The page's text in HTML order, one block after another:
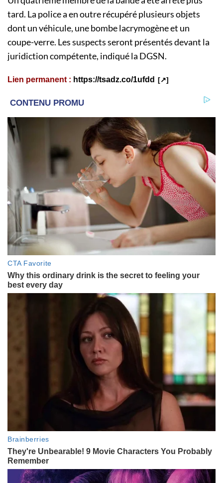
tard. La police a en outre récupéré plusieurs objets
dont un véhicule, une bombe lacrymogène et un
coupe-verre. Les suspects seront présentés devant la
juridiction compétente, indiqué la DGSN.
Lien permanent : https://tsadz.co/1ufdd